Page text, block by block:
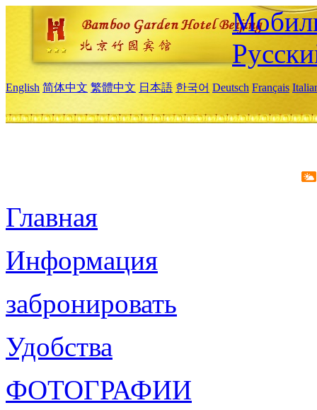
English 简体中文 繁體中文 日本語 한국어 Deutsch Français
Главная
Информация
забронировать
Удобства
ФОТОГРАФИИ